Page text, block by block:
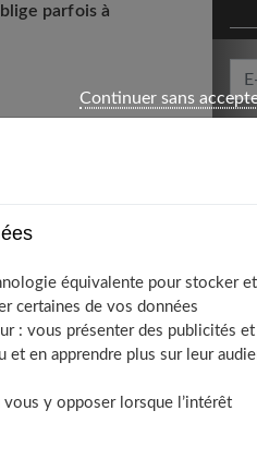
parfois à
équivalente pour stocker
certaines de vos données
: vous présenter des publicités
en apprendre plus sur leur
y opposer lorsque l’intérêt
Continuer sans